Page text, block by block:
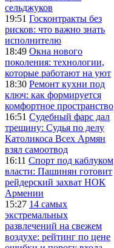
сельджуков
19:51 Госконтракты без
рисков: что важно знать
исполнителю
18:49 Окна нового
поколения: технологии,
которые работают на уют
18:30 Ремонт кухни под
ключ: как формируется
комфортное пространство
16:51 Судебный фарс дал
трещину: Судья по делу
Католикоса Всех Армян
взял самоотвод
16:11 Спорт под каблуком
власти: Пашинян готовит
рейдерский захват НОК
Армении
15:27 14 самых
экстремальных
развлечений на свежем
воздухе: рейтинг по цене